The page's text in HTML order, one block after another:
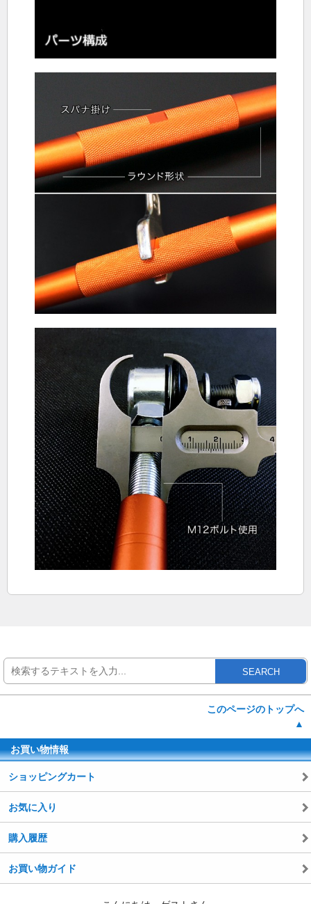
SEARCH
このページのトップへ
▲
お買い物情報
ショッピングカート
お気に入り
購入履歴
お買い物ガイド